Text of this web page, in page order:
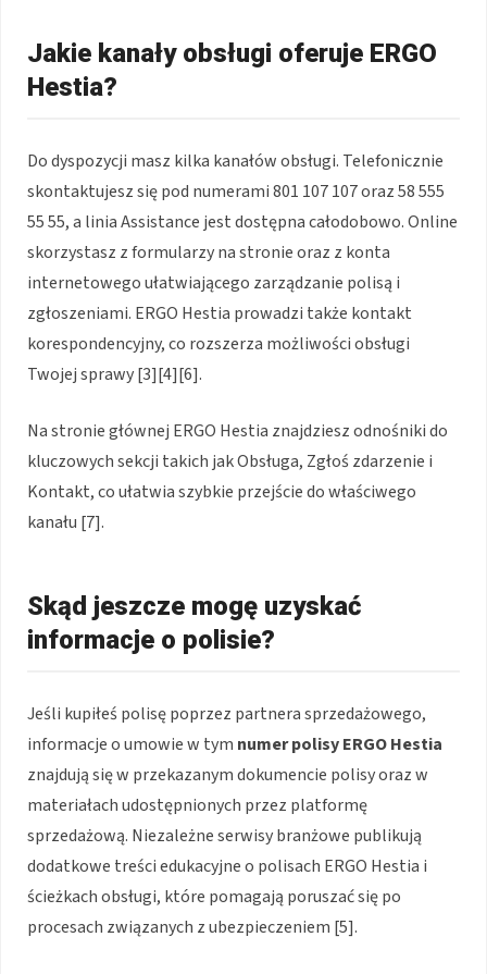
Jakie kanały obsługi oferuje ERGO
Hestia?
Do dyspozycji masz kilka kanałów obsługi. Telefonicznie
skontaktujesz się pod numerami 801 107 107 oraz 58 555
55 55, a linia Assistance jest dostępna całodobowo. Online
skorzystasz z formularzy na stronie oraz z konta
internetowego ułatwiającego zarządzanie polisą i
zgłoszeniami. ERGO Hestia prowadzi także kontakt
korespondencyjny, co rozszerza możliwości obsługi
Twojej sprawy [3][4][6].
Na stronie głównej ERGO Hestia znajdziesz odnośniki do
kluczowych sekcji takich jak Obsługa, Zgłoś zdarzenie i
Kontakt, co ułatwia szybkie przejście do właściwego
kanału [7].
Skąd jeszcze mogę uzyskać
informacje o polisie?
Jeśli kupiłeś polisę poprzez partnera sprzedażowego,
informacje o umowie w tym numer polisy ERGO Hestia
znajdują się w przekazanym dokumencie polisy oraz w
materiałach udostępnionych przez platformę
sprzedażową. Niezależne serwisy branżowe publikują
dodatkowe treści edukacyjne o polisach ERGO Hestia i
ścieżkach obsługi, które pomagają poruszać się po
procesach związanych z ubezpieczeniem [5].